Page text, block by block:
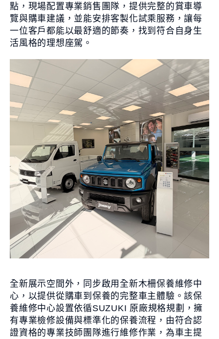
車主APP 新車車主調查
原廠精品
預約保修
車主登入
點，現場配置專業銷售團隊，提供完整的賞車導
覽與購車建議，並能安排客製化試乘服務，讓每
一位客戶都能以最舒適的節奏，找到符合自身生
活風格的理想座駕。
全新展示空間外，同步啟用全新木柵保養維修中
心，以提供從購車到保養的完整車主體驗。該保
養維修中心設置依循SUZUKI 原廠規格規劃，擁
有專業檢修設備與標準化的保養流程，由符合認
證資格的專業技師團隊進行維修作業，為車主提